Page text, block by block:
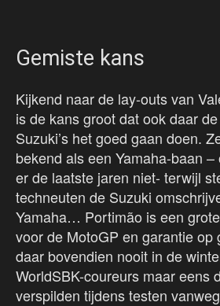
Gemiste kans
Kijkend naar de lay-outs van
is de kans groot dat ook daar de
Suzuki’s het goed gaan doen.
bekend als een Yamaha-baan
er de laatste jaren niet- terwijl
techneuten de Suzuki
Yamaha… Portimão is een
voor de MotoGP en garantie op
daar bovendien nooit in de
WorldSBK-coureurs maar eens
verspilden tijdens testen